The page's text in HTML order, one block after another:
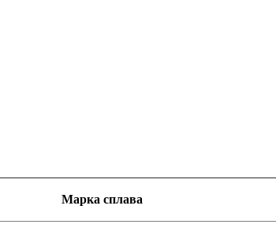
Марка сплава